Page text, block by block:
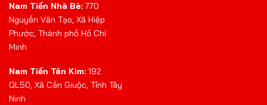
Nam Tiến Nhà Bè: 770
Nguyễn Văn Tạo, Xã Hiệp
Phước, Thành phố Hồ Chí
Minh
Nam Tiến Tân Kim: 192
QL50, Xã Cần Giuộc, Tỉnh Tây
Ninh